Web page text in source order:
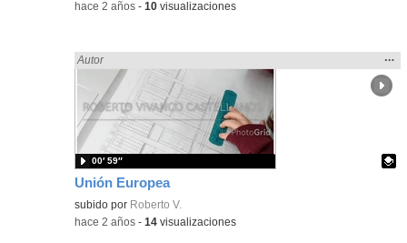
-hace 2 años -10 visualizaciones
Unión Europea- Contenido educativo
Encontrado «LENGUA CASTELLANA» en:
Autor
la
…
Contenido educativo.
subido por Roberto V.
00′ 59″
-hace 2 años -14 visualizaciones